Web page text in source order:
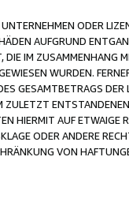
ODER
AUFGRUND
IM ZUSAMMENHANG
WURDEN.
GESAMTBETRAGS
ZULETZT
HIERMIT AUF
ODER ANDERE
VON